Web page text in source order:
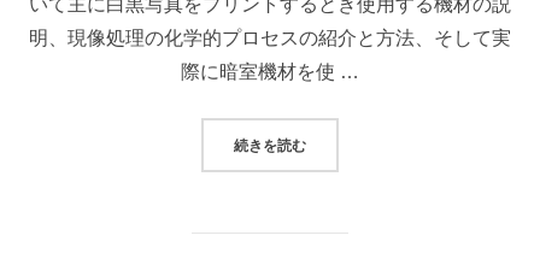
いて主に白黒写真をプリントするとき使用する機材の説
明、現像処理の化学的プロセスの紹介と方法、そして実
際に暗室機材を使 …
続きを読む“LABO0369「はじめての暗室講